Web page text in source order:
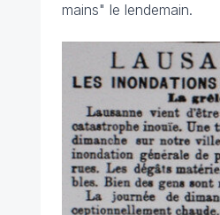
mains" le lendemain.